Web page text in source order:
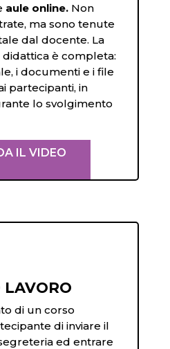
aule online.Non
ma sono tenute
dal docente. La
è completa:
i documenti e i file
partecipanti, in
lo svolgimento
IL VIDEO
LAVORO
di un corso
di inviare il
ed entrare